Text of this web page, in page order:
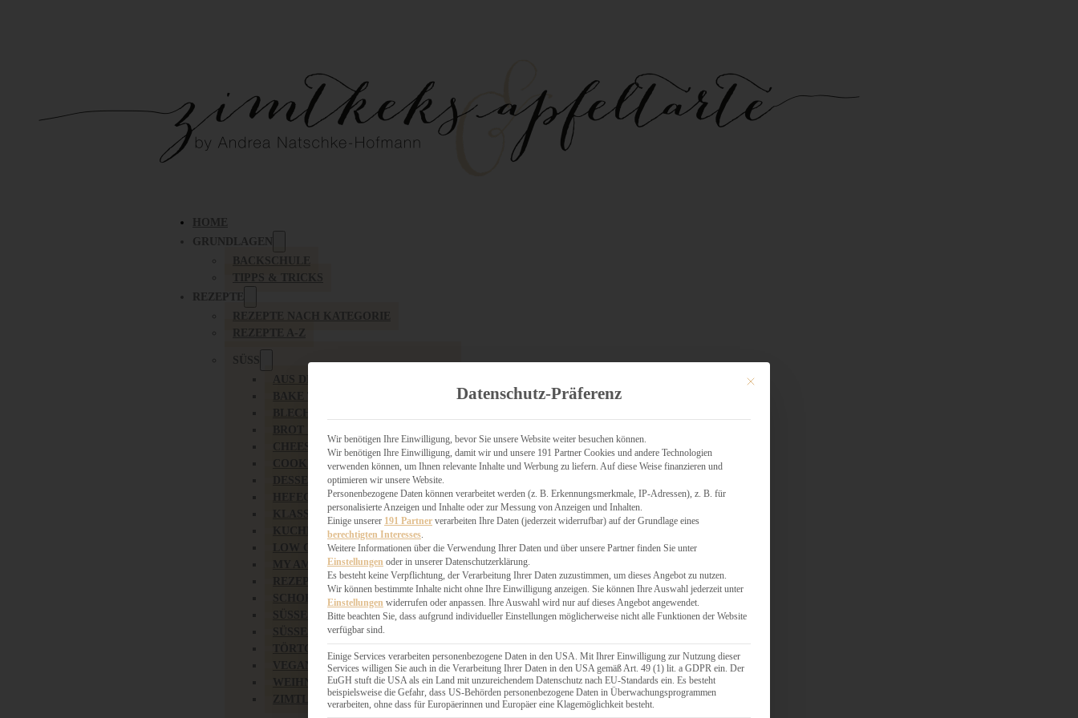
HOME
GRUNDLAGEN
BACKSCHULE
TIPPS & TRICKS
REZEPTE
REZEPTE NACH KATEGORIE
REZEPTE A-Z
SÜSS
AUS DEM OBSTGARTEN
CHEESECAKE & KÄSEKUCHEN
HEFEGEBÄCK
KLASSIKER
LOW CARB & GESÜNDER
MY AMERICAN BAKERY
REZEPTE ZU OSTERN
SCHOKOLADIGES
SÜSSES HAUPTGERICHT
SÜSSES KLEINGEBÄCK
VEGAN SÜSS
WEIHNACHTSBÄCKEREI
ZIMTLIEBE
Mit diesem Button wird der Dialog geschlossen. Seine Funktionalität ist identisch mit
Datenschutz-Präferenz
Wir benötigen Ihre Einwilligung, bevor Sie unsere Website weiter besuchen können.
Wir benötigen Ihre Einwilligung, damit wir und unsere 191 Partner Cookies und andere Technologien
verwenden können, um Ihnen relevante Inhalte und Werbung zu liefern. Auf diese Weise finanzieren und
optimieren wir unsere Website.
Personenbezogene Daten können verarbeitet werden (z. B. Erkennungsmerkmale, IP-Adressen), z. B. für
personalisierte Anzeigen und Inhalte oder zur Messung von Anzeigen und Inhalten.
Einige unserer 191 Partner verarbeiten Ihre Daten (jederzeit widerrufbar) auf der Grundlage eines
berechtigten Interesses.
Weitere Informationen über die Verwendung Ihrer Daten und über unsere Partner finden Sie unter
Einstellungen oder in unserer Datenschutzerklärung.
Es besteht keine Verpflichtung, der Verarbeitung Ihrer Daten zuzustimmen, um dieses Angebot zu nutzen.
Wir können bestimmte Inhalte nicht ohne Ihre Einwilligung anzeigen. Sie können Ihre Auswahl jederzeit unter
Einstellungen widerrufen oder anpassen. Ihre Auswahl wird nur auf dieses Angebot angewendet.
Bitte beachten Sie, dass aufgrund individueller Einstellungen möglicherweise nicht alle Funktionen der Website
verfügbar sind.
Einige Services verarbeiten personenbezogene Daten in den USA. Mit Ihrer Einwilligung zur Nutzung dieser
Services willigen Sie auch in die Verarbeitung Ihrer Daten in den USA gemäß Art. 49 (1) lit. a GDPR ein. Der
EuGH stuft die USA als ein Land mit unzureichendem Datenschutz nach EU-Standards ein. Es besteht
beispielsweise die Gefahr, dass US-Behörden personenbezogene Daten in Überwachungsprogrammen
verarbeiten, ohne dass für Europäerinnen und Europäer eine Klagemöglichkeit besteht.